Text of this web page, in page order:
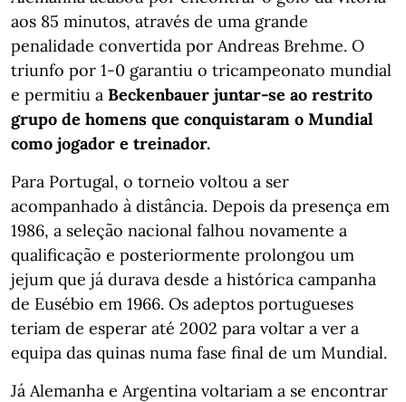
aos 85 minutos, através de uma grande
penalidade convertida por Andreas Brehme. O
triunfo por 1-0 garantiu o tricampeonato mundial
e permitiu a Beckenbauer juntar-se ao restrito
grupo de homens que conquistaram o Mundial
como jogador e treinador.
Para Portugal, o torneio voltou a ser
acompanhado à distância. Depois da presença em
1986, a seleção nacional falhou novamente a
qualificação e posteriormente prolongou um
jejum que já durava desde a histórica campanha
de Eusébio em 1966. Os adeptos portugueses
teriam de esperar até 2002 para voltar a ver a
equipa das quinas numa fase final de um Mundial.
Já Alemanha e Argentina voltariam a se encontrar